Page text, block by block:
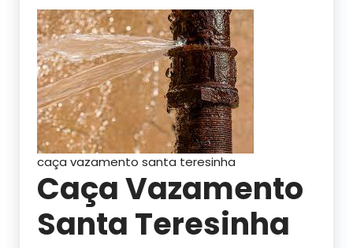
caça vazamento santa teresinha
Caça Vazamento
Santa Teresinha